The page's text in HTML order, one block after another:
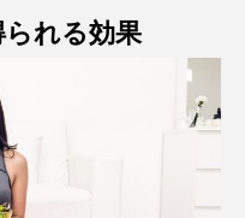
れる効果